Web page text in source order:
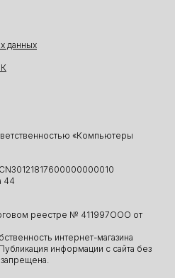
«Компьютеры
44
реестре № 411997ООО от
интернет-магазина
информации с сайта без
данных